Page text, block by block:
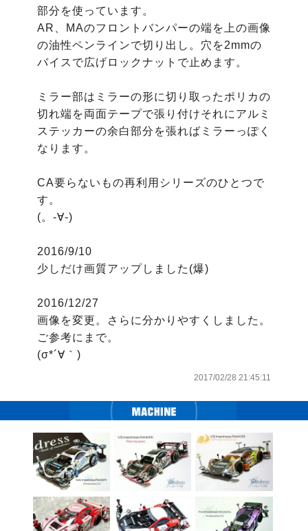
部分を使っています。
AR、MAのフロントバンパーの端を上の画像
の油性ペンラインで切り出し。穴を2mmの
バイスで広げロックナットで止めます。
ミラー部はミラーの形に切り取ったポリカの
切れ端を両面テープで張り付けそれにアルミ
ステッカーの余白部分を張ればミラーっぽく
なります。
CA要らないもの再利用シリーズのひとつで
す。
(。-∀-)
2016/9/10
少しだけ画質アップしました(爆)
2016/12/27
画像を変更。さらに分かりやすくしました。
ご参考にまで。
(σ*´∀｀)
2017/02/28 21:45:11